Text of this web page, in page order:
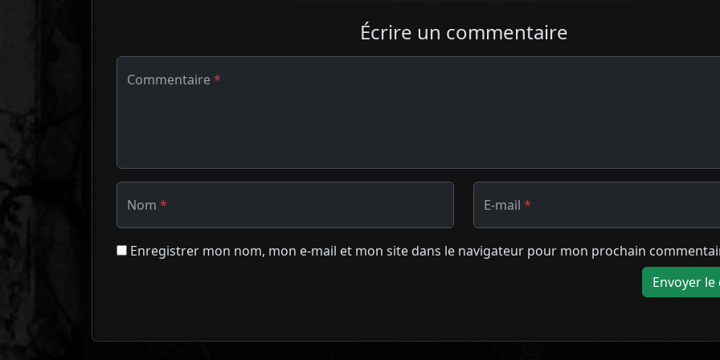
Écrire un commentaire
Commentaire*
Nom * E-mail *
Enregistrer mon nom, mon e-mail et mon site dans le navigateur pour mon prochain